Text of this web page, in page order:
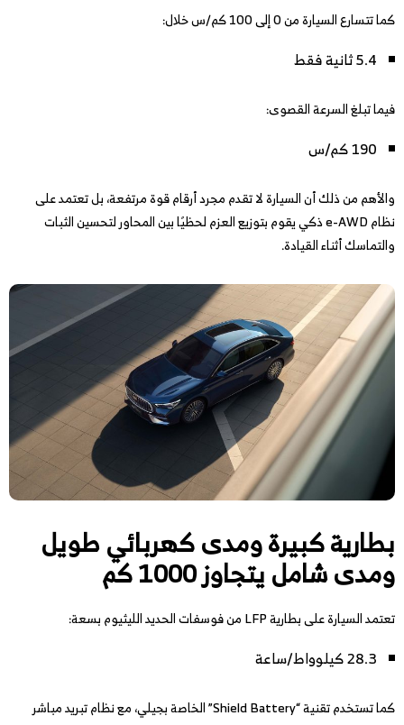
كما تتسارع السيارة من 0 إلى 100 كم/س خلال:
5.4 ثانية فقط
فيما تبلغ السرعة القصوى:
190 كم/س
والأهم من ذلك أن السيارة لا تقدم مجرد أرقام قوة مرتفعة، بل تعتمد على
نظام e-AWD ذكي يقوم بتوزيع العزم لحظيًا بين المحاور لتحسين الثبات
والتماسك أثناء القيادة.
بطارية كبيرة ومدى كهربائي طويل
ومدى شامل يتجاوز 1000 كم
تعتمد السيارة على بطارية LFP من فوسفات الحديد الليثيوم بسعة:
28.3 كيلوواط/ساعة
كما تستخدم تقنية “Shield Battery” الخاصة بجيلي، مع نظام تبريد مباشر